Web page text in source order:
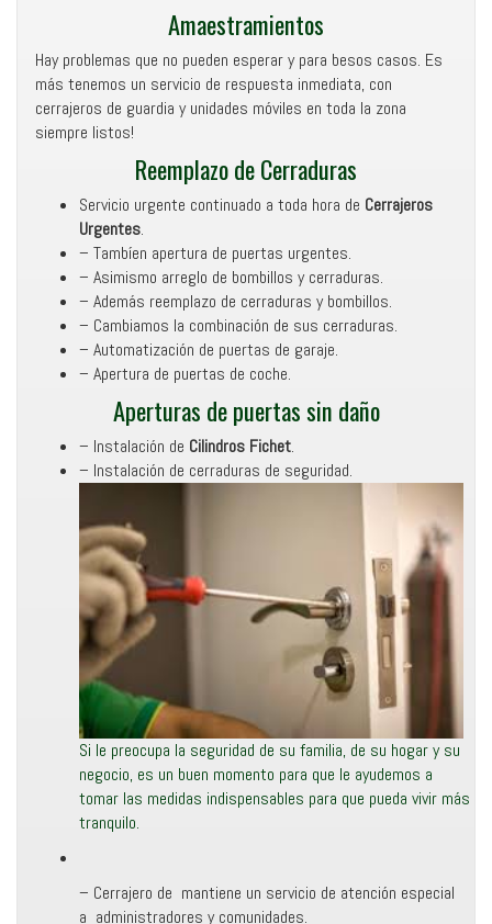
Amaestramientos
Hay problemas que no pueden esperar y para besos casos. Es
más tenemos un servicio de respuesta inmediata, con
cerrajeros de guardia y unidades móviles en toda la zona
siempre listos!
Reemplazo de Cerraduras
Servicio urgente continuado a toda hora de Cerrajeros
Urgentes.
– Tambíen apertura de puertas urgentes.
– Asimismo arreglo de bombillos y cerraduras.
– Además reemplazo de cerraduras y bombillos.
– Cambiamos la combinación de sus cerraduras.
– Automatización de puertas de garaje.
– Apertura de puertas de coche.
Aperturas de puertas sin daño
– Instalación de Cilindros Fichet.
– Instalación de cerraduras de seguridad.
Si le preocupa la seguridad de su familia, de su hogar y su
negocio, es un buen momento para que le ayudemos a
tomar las medidas indispensables para que pueda vivir más
tranquilo.
– Cerrajero de mantiene un servicio de atención especial
a administradores y comunidades.